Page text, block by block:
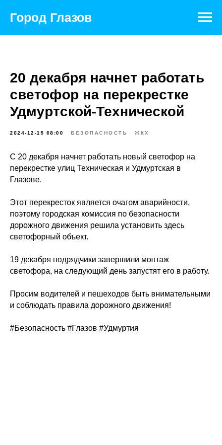
Город Глазов
20 декабря начнет работать
светофор на перекрестке
Удмуртской-Технической
2024-12-19 08:00 БЕЗОПАСНОСТЬ ЖКХ
С 20 декабря начнет работать новый светофор на
перекрестке улиц Техническая и Удмуртская в
Глазове.
Этот перекресток является очагом аварийности,
поэтому городская комиссия по безопасности
дорожного движения решила установить здесь
светофорный объект.
19 декабря подрядчики завершили монтаж
светофора, на следующий день запустят его в работу.
Просим водителей и пешеходов быть внимательными
и соблюдать правила дорожного движения!
#Безопасность #Глазов #Удмуртия